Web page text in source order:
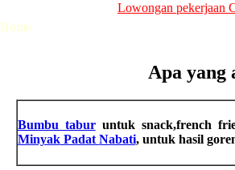
Lowongan
Home
Apa yang
Bumbu taburuntuk snack,french
MinyakPadat Nabati, untuk hasil